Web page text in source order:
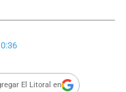
El Litoral en